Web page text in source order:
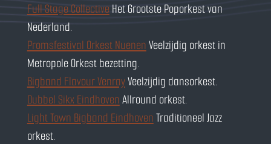
Full Stage Collective Het Grootste Poporkest van
Nederland.
Promsfestival Orkest Nuenen Veelzijdig orkest in
Metropole Orkest bezetting.
Bigband Flavour VenrayVeelzijdig dansorkest.
Dubbel Sikx Eindhoven Allround orkest.
Light Town Bigband Eindhoven Traditioneel Jazz
orkest.